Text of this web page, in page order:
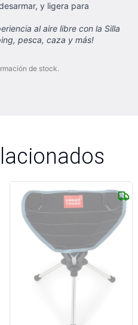
y ligera para
al aire libre con la Silla
pesca, caza y más!
de stock.